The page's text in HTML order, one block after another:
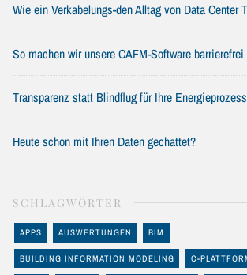
Wie ein Verkabelungs-den Alltag von Data Center
So machen wir unsere CAFM-Software barrierefrei
Transparenz statt Blindflug für Ihre
Heute schon mit Ihren Daten gechattet?
SCHLAGWÖRTER
APPS AUSWERTUNGEN BIM
BUILDING INFORMATION MODELING C-